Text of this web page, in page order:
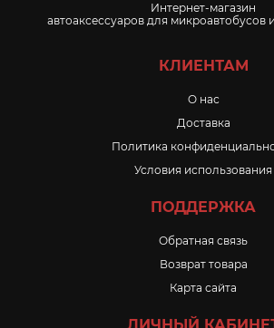
Интернет-магазин
автоаксессуаров для микроавтобусов
КЛИЕНТАМ
O нас
Доставка
Политика
Условия использования
ПОДДЕРЖКА
Обратная связь
Возврат товара
Карта сайта